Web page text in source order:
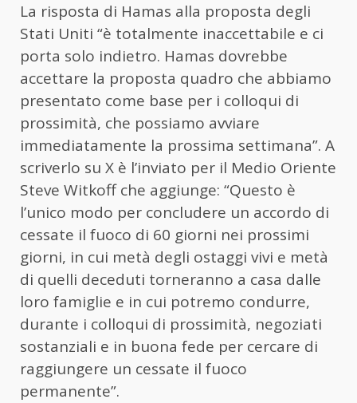
La risposta di Hamas alla proposta degli
Stati Uniti “è totalmente inaccettabile e ci
porta solo indietro. Hamas dovrebbe
accettare la proposta quadro che abbiamo
presentato come base per i colloqui di
prossimità, che possiamo avviare
immediatamente la prossima settimana”. A
scriverlo su X è l’inviato per il Medio Oriente
Steve Witkoff che aggiunge: “Questo è
l’unico modo per concludere un accordo di
cessate il fuoco di 60 giorni nei prossimi
giorni, in cui metà degli ostaggi vivi e metà
di quelli deceduti torneranno a casa dalle
loro famiglie e in cui potremo condurre,
durante i colloqui di prossimità, negoziati
sostanziali e in buona fede per cercare di
raggiungere un cessate il fuoco
permanente”.